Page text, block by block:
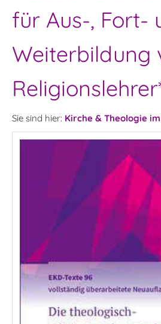
für Aus-, Fort-
Weiterbildung
Sie sind hier: Kirche & Theologie